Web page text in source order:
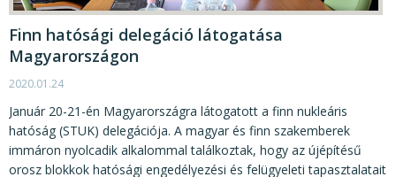
Finn hatósági delegáció látogatása
Magyarországon
2020.01.24
Január 20-21-én Magyarországra látogatott a finn nukleáris
hatóság (STUK) delegációja. A magyar és finn szakemberek
immáron nyolcadik alkalommal találkoztak, hogy az újépítésű
orosz blokkok hatósági engedélyezési és felügyeleti tapasztalatait